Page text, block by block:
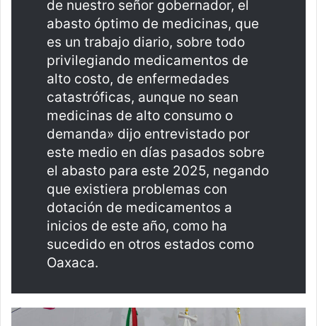
de nuestro señor gobernador, el
abasto óptimo de medicinas, que
es un trabajo diario, sobre todo
privilegiando medicamentos de
alto costo, de enfermedades
catastróficas, aunque no sean
medicinas de alto consumo o
demanda» dijo entrevistado por
este medio en días pasados sobre
el abasto para este 2025, negando
que existiera problemas con
dotación de medicamentos a
inicios de este año, como ha
sucedido en otros estados como
Oaxaca.